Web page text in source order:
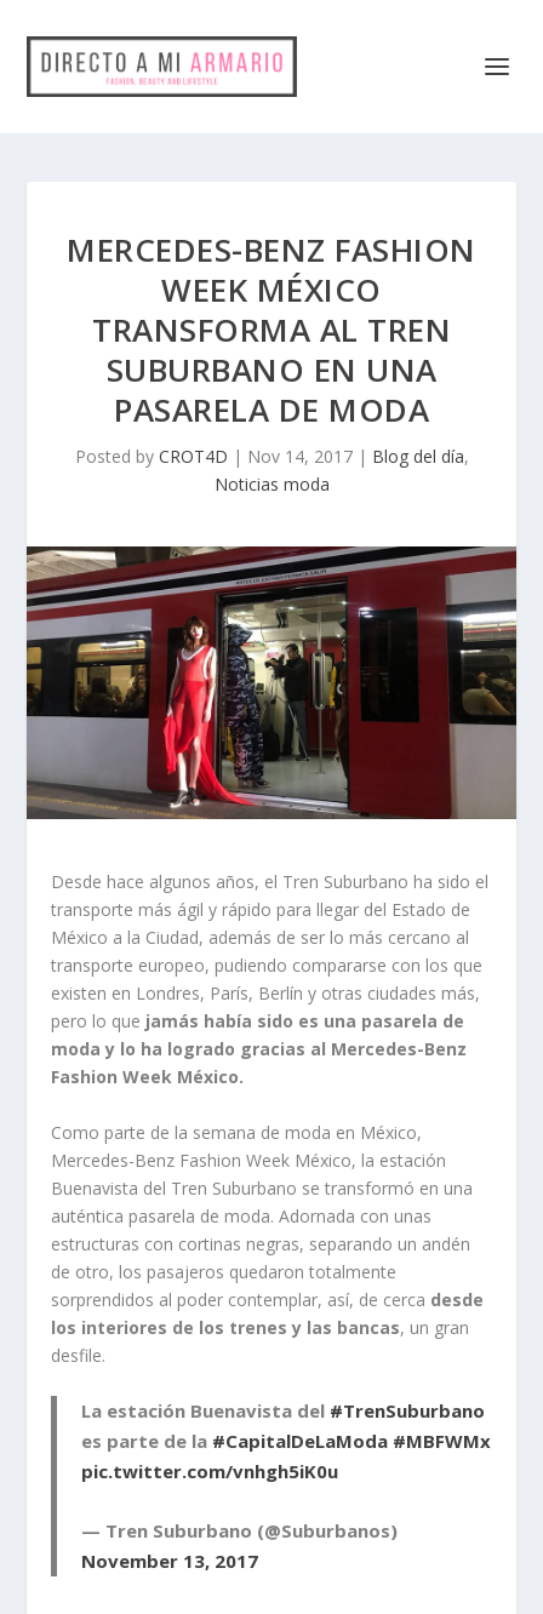
MERCEDES-BENZ FASHION
WEEK MÉXICO
TRANSFORMA AL TREN
SUBURBANO EN UNA
PASARELA DE MODA
Posted by CROT4D | Nov 14, 2017| Blog del día,
Noticias moda
Desde hace algunos años, el Tren Suburbano ha sido el
transporte más ágil y rápido para llegar del Estado de
México a la Ciudad, además de ser lo más cercano al
transporte europeo, pudiendo compararse con los que
existen en Londres, París, Berlín y otras ciudades más,
pero lo que jamás había sido es una pasarela de
moda y lo ha logrado gracias al Mercedes-Benz
Fashion Week México.
Como parte de la semana de moda en México,
Mercedes-Benz Fashion Week México, la estación
Buenavista del Tren Suburbano se transformó en una
auténtica pasarela de moda. Adornada con unas
estructuras con cortinas negras, separando un andén
de otro, los pasajeros quedaron totalmente
sorprendidos al poder contemplar, así, de cerca desde
los interiores de los trenes y las bancas, un gran
desfile.
La estación Buenavista del #TrenSuburbano
es parte de la #CapitalDeLaModa #MBFWMx
pic.twitter.com/vnhgh5iK0u
— Tren Suburbano (@Suburbanos)
November 13, 2017